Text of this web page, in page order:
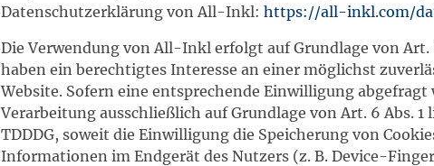
Datenschutzerklärung von All-Inkl: https://all-inkl.com/
Die Verwendung von All-Inkl erfolgt auf Grundlage von Art.
haben ein berechtigtes Interesse an einer möglichst
Website. Sofern eine entsprechende Einwilligung abgefragt
Verarbeitung ausschließlich auf Grundlage von Art. 6 Abs. 1
TDDDG, soweit die Einwilligung die Speicherung von
Informationen im Endgerät des Nutzers (z. B. Device-